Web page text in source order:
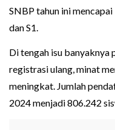
SNBP tahun ini
dan S1.
Di tengah isu banyaknya
registrasi ulang, minat
meningkat. Jumlah
2024 menjadi 806.242